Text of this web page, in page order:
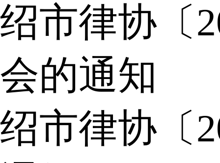
绍市律协〔
会的通知
绍市律协〔